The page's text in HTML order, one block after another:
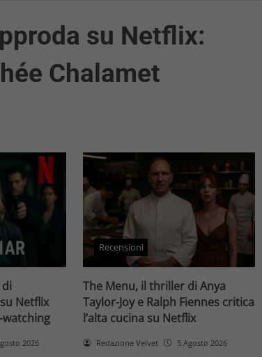
su Netflix:
Chalamet
Netflix
2026
Recensioni
The Menu, il thriller di Anya
Taylor-Joy e Ralph Fiennes critica
l’alta cucina su Netflix
Redazione Velvet 5 Agosto 2026